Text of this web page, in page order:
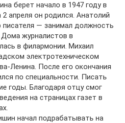
берет начало в 1947 году в
апреля он родился. Анатолий
— занимал должность
журналистов в
в филармонии. Михаил
электротехническом
Ленина. После его окончания
по специальности. Писать
годы. Благодаря отцу смог
на страницах газет в
начал подрабатывать на